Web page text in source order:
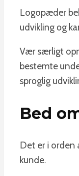
Logopæder
udvikling og
Vær særligt
bestemte
sproglig
Bed
Det er i orden
kunde.